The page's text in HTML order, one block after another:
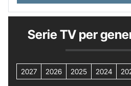
Serie TV per
2027 2026 2025 2024